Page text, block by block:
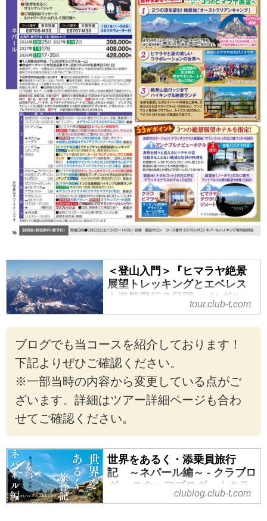
＜登山入門＞『ヒマラヤ絶景
展望トレッキングとエベレス
ト遊覧飛行７日間』／1グルー
プ最大20名様／4泊デラックス
望ホテルに宿泊｜クラブツー
リズム
＜登山入門＞『ヒマラヤ絶景展望
トレッキングとエベレスト遊覧飛
行７日間』／1グループ最大20名
と3つの絶景展望ホテルに宿泊の紹
介をしています。ツアー・旅行の
お申込ならクラブツーリズム。
tour.club-t.com
ブログでも当コースを紹介しております！
下記よりぜひご確認ください。
※一部当時の内容から変更している点がご
ざいます。詳細はツアー詳細ページも合わ
せてご確認ください。
世界をあるく・添乗員旅行
記 ～ネパール編～ - クラブロ
グ ～スタッフブログ～｜クラ
clublog.club-t.com